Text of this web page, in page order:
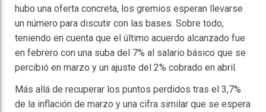
hubo una oferta concreta, los gremios esperan llevarse
un número para discutir con las bases. Sobre todo,
teniendo en cuenta que el último acuerdo alcanzado fue
en febrero con una suba del 7% al salario básico que se
percibió en marzo y un ajuste del 2% cobrado en abril.
Más allá de recuperar los puntos perdidos tras el 3,7%
de la inflación de marzo y una cifra similar que se espera